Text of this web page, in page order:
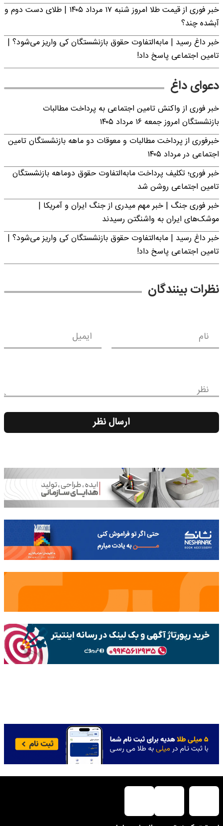
خبر فوری از قیمت طلا امروز شنبه ۱۷ مرداد ۱۴۰۵ | طلای دست دوم و
آبشده چند؟
خبر داغ رسید | مابه‌التفاوت حقوق بازنشستگان کی واریز می‌شود؟ |
تامین اجتماعی پاسخ داد!
دعوای داغ
خبر فوری از واکنش تامین اجتماعی به پرداخت مطالبات
بازنشستگان امروز جمعه ۱۶ مرداد ۱۴۰۵
خبرفوری از پرداخت مطالبات و معوقات دو ماهه بازنشستگان تامین
اجتماعی در مرداد ۱۴۰۵
خبر فوری؛ تکلیف پرداخت مابه‌التفاوت حقوق دوماهه بازنشستگان
تامین اجتماعی روشن شد
خبر فوری جنگ | خبر مهم میدری از جنگ ایران و آمریکا |
موشک‌های ایران به واشنگتن رسیدند
خبر داغ رسید | مابه‌التفاوت حقوق بازنشستگان کی واریز می‌شود؟ |
تامین اجتماعی پاسخ داد!
نظرات بینندگان
نام ایمیل
نظر
ارسال نظر